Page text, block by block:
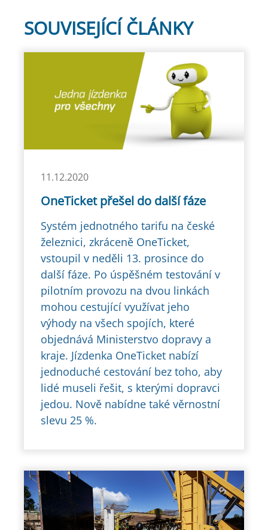
SOUVISEJÍCÍ ČLÁNKY
11.12.2020
OneTicket přešel do další fáze
Systém jednotného tarifu na české
železnici, zkráceně OneTicket,
vstoupil v neděli 13. prosince do
další fáze. Po úspěšném testování v
pilotním provozu na dvou linkách
mohou cestující využívat jeho
výhody na všech spojích, které
objednává Ministerstvo dopravy a
kraje. Jízdenka OneTicket nabízí
jednoduché cestování bez toho, aby
lidé museli řešit, s kterými dopravci
jedou. Nově nabídne také věrnostní
slevu 25 %.